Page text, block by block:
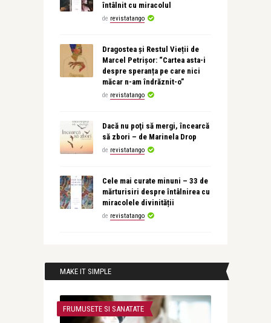
întâlnit cu miracolul
de revistatango
Dragostea și Restul Vieții de
Marcel Petrișor: “Cartea asta-i
despre speranța pe care nici
măcar n-am îndrăznit-o”
de revistatango
Dacă nu poţi să mergi, încearcă
să zbori – de Marinela Drop
de revistatango
Cele mai curate minuni – 33 de
mărturisiri despre întâlnirea cu
miracolele divinității
de revistatango
MAKE IT SIMPLE
FRUMUSETE SI SANATATE